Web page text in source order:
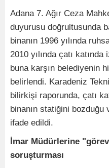
Adana 7. Ağır Ceza
duyurusu doğrultusunda
binanın 1996 yılında
2010 yılında çatı
buna karşın belediyenin
belirlendi. Karadeniz
bilirkişi raporunda, çatı
binanın statiğini
ifade edildi.
İmar Müdürlerine
soruşturması